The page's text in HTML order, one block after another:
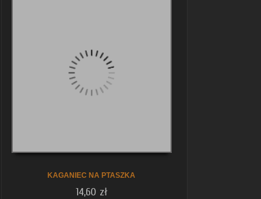
KAGANIEC NA PTASZKA
14,60 zł